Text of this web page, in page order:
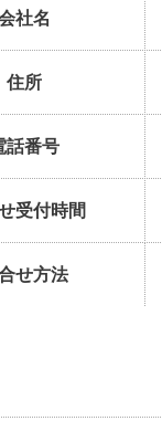
社名
住所
話番号
受付時間
せ方法